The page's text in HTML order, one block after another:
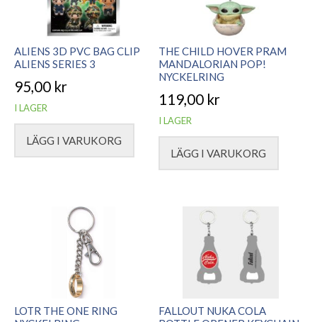
ALIENS 3D PVC BAG CLIP
ALIENS SERIES 3
95,00 kr
I LAGER
LÄGG I VARUKORG
THE CHILD HOVER PRAM
MANDALORIAN POP!
NYCKELRING
119,00 kr
I LAGER
LÄGG I VARUKORG
LOTR THE ONE RING
FALLOUT NUKA COLA